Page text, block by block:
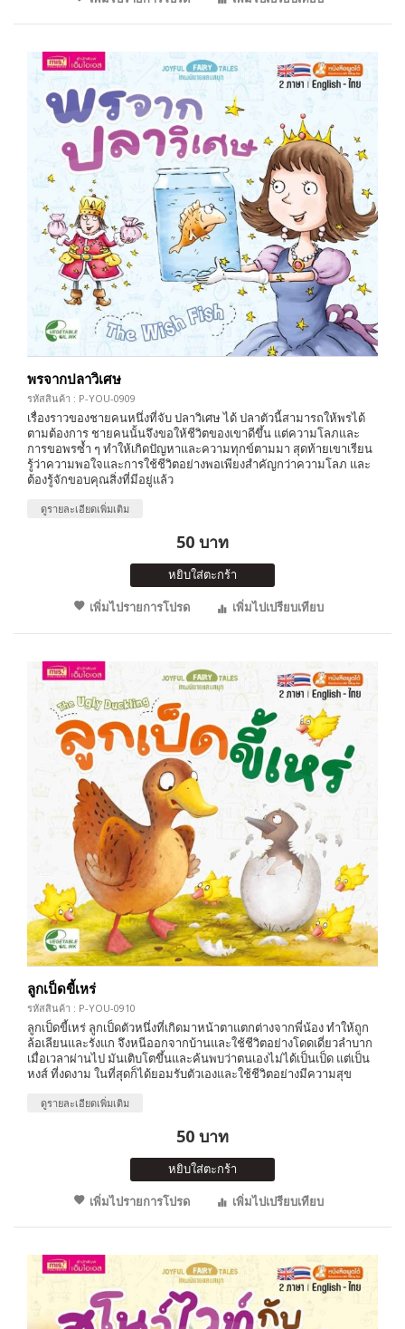
พรจากปลาวิเศษ
รหัสสินค้า : P-YOU-0909
เรื่องราวของชายคนหนึ่งที่จับ ปลาวิเศษ ได้ ปลาตัวนี้สามารถให้พรได้
ตามต้องการ ชายคนนั้นจึงขอให้ชีวิตของเขาดีขึ้น แต่ความโลภและ
การขอพรซ้ำ ๆ ทำให้เกิดปัญหาและความทุกข์ตามมา สุดท้ายเขาเรียน
รู้ว่าความพอใจและการใช้ชีวิตอย่างพอเพียงสำคัญกว่าความโลภ และ
ต้องรู้จักขอบคุณสิ่งที่มีอยู่แล้ว
ดูรายละเอียดเพิ่มเติม
50 บาท
หยิบใส่ตะกร้า
เพิ่มไปรายการโปรด
เพิ่มไปเปรียบเทียบ
ลูกเป็ดขี้เหร่
รหัสสินค้า : P-YOU-0910
ลูกเป็ดขี้เหร่ ลูกเป็ดตัวหนึ่งที่เกิดมาหน้าตาแตกต่างจากพี่น้อง ทำให้ถูก
ล้อเลียนและรังแก จึงหนีออกจากบ้านและใช้ชีวิตอย่างโดดเดี่ยวลำบาก
เมื่อเวลาผ่านไป มันเติบโตขึ้นและค้นพบว่าตนเองไม่ได้เป็นเป็ด แต่เป็น
หงส์ ที่งดงาม ในที่สุดก็ได้ยอมรับตัวเองและใช้ชีวิตอย่างมีความสุข
ดูรายละเอียดเพิ่มเติม
50 บาท
หยิบใส่ตะกร้า
เพิ่มไปรายการโปรด
เพิ่มไปเปรียบเทียบ